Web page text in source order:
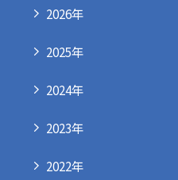
2026年
2025年
2024年
2023年
2022年